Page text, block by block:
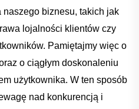
biznesu, takich jak
lojalności klientów⁤ czy
Pamiętajmy więc o
o ciągłym doskonaleniu
użytkownika. W ⁤ten ‌sposób
​nad konkurencją i